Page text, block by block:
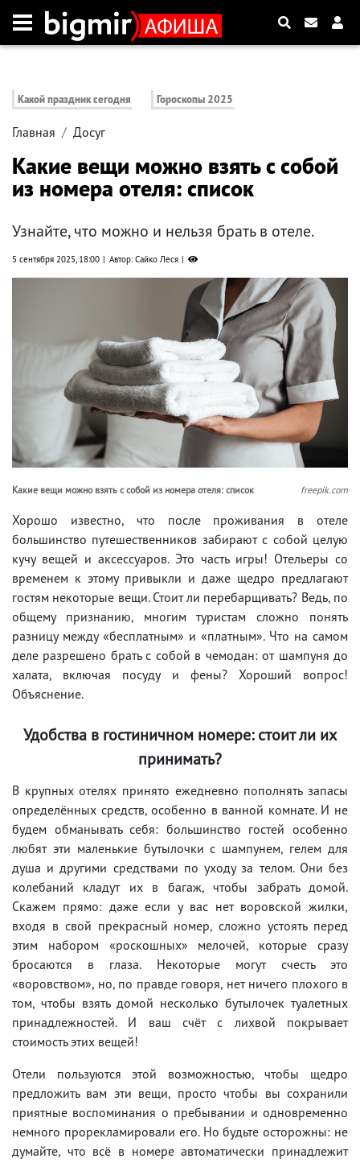
Какой праздник сегодня Гороскопы 2025
Главная Досуг
Какие вещи можно взять с собой
из номера отеля: список
Узнайте, что можно и нельзя брать в отеле.
5 сентября 2025, 18:00 Автор: Сайко Леся
Какие вещи можно взять с собой из номера отеля: список freepik.com
Хорошо известно, что после проживания в отеле
большинство путешественников забирают с собой целую
кучу вещей и аксессуаров. Это часть игры! Отельеры со
временем к этому привыкли и даже щедро предлагают
гостям некоторые вещи. Стоит ли перебарщивать? Ведь, по
общему признанию, многим туристам сложно понять
разницу между «бесплатным» и «платным». Что на самом
деле разрешено брать с собой в чемодан: от шампуня до
халата, включая посуду и фены? Хороший вопрос!
Объяснение.
Удобства в гостиничном номере: стоит ли их
принимать?
В крупных отелях принято ежедневно пополнять запасы
определённых средств, особенно в ванной комнате. И не
будем обманывать себя: большинство гостей особенно
любят эти маленькие бутылочки с шампунем, гелем для
душа и другими средствами по уходу за телом. Они без
колебаний кладут их в багаж, чтобы забрать домой.
Скажем прямо: даже если у вас нет воровской жилки,
входя в свой прекрасный номер, сложно устоять перед
этим набором «роскошных» мелочей, которые сразу
бросаются в глаза. Некоторые могут счесть это
«воровством», но, по правде говоря, нет ничего плохого в
том, чтобы взять домой несколько бутылочек туалетных
принадлежностей. И ваш счёт с лихвой покрывает
стоимость этих вещей!
Отели пользуются этой возможностью, чтобы щедро
предложить вам эти вещи, просто чтобы вы сохранили
приятные воспоминания о пребывании и одновременно
немного прорекламировали его. Но будьте осторожны: не
думайте, что всё в номере автоматически принадлежит